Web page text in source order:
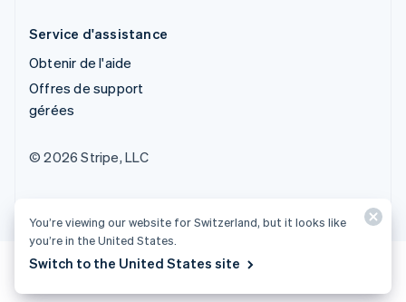
Service d'assistance
Obtenir de l'aide
Offres de support
gérées
© 2026 Stripe, LLC
You’re viewing our website for Switzerland, but it looks like
you’re in the United States.
Switch to the United States site